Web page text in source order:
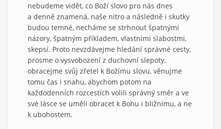
nebudeme vidět, co Boží slovo pro nás dnes
a denně znamená, naše nitro a následně i skutky
budou temné, necháme se strhnout špatnými
názory, špatným příkladem, vlastními slabostmi,
skepsí. Proto nevzdávejme hledání správné cesty,
prosme o vysvobození z duchovní slepoty,
obracejme svůj zřetel k Božímu slovu, věnujme
tomu čas i snahu, abychom potom na
každodenních rozcestích volili správný směr a ve
své lásce se uměli obracet k Bohu i bližnímu, a ne
k ubohostem.